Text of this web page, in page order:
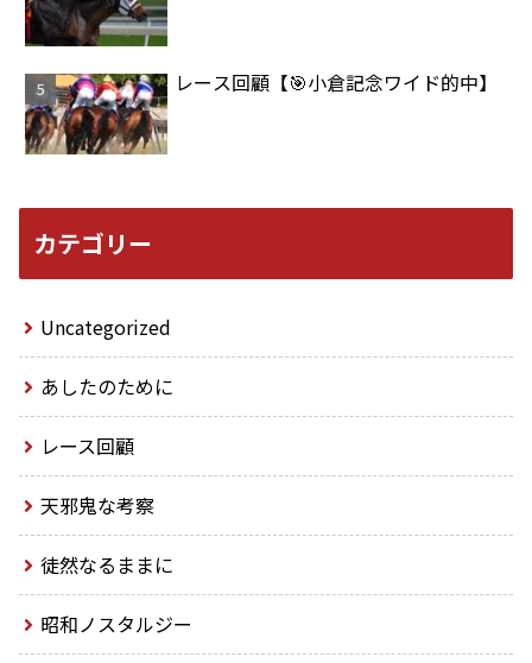
レース回顧【🎯小倉記念ワイド的中】
カテゴリー
Uncategorized
あしたのために
レース回顧
天邪鬼な考察
徒然なるままに
昭和ノスタルジー